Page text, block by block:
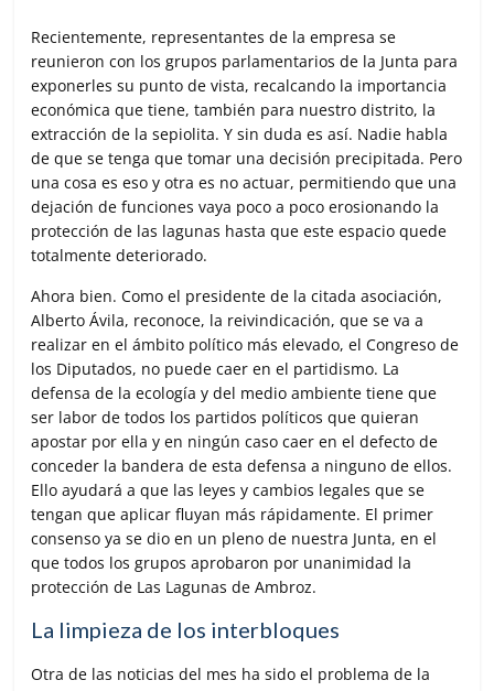
Recientemente, representantes de la empresa se
reunieron con los grupos parlamentarios de la Junta para
exponerles su punto de vista, recalcando la importancia
económica que tiene, también para nuestro distrito, la
extracción de la sepiolita. Y sin duda es así. Nadie habla
de que se tenga que tomar una decisión precipitada. Pero
una cosa es eso y otra es no actuar, permitiendo que una
dejación de funciones vaya poco a poco erosionando la
protección de las lagunas hasta que este espacio quede
totalmente deteriorado.
Ahora bien. Como el presidente de la citada asociación,
Alberto Ávila, reconoce, la reivindicación, que se va a
realizar en el ámbito político más elevado, el Congreso de
los Diputados, no puede caer en el partidismo. La
defensa de la ecología y del medio ambiente tiene que
ser labor de todos los partidos políticos que quieran
apostar por ella y en ningún caso caer en el defecto de
conceder la bandera de esta defensa a ninguno de ellos.
Ello ayudará a que las leyes y cambios legales que se
tengan que aplicar fluyan más rápidamente. El primer
consenso ya se dio en un pleno de nuestra Junta, en el
que todos los grupos aprobaron por unanimidad la
protección de Las Lagunas de Ambroz.
La limpieza de los interbloques
Otra de las noticias del mes ha sido el problema de la